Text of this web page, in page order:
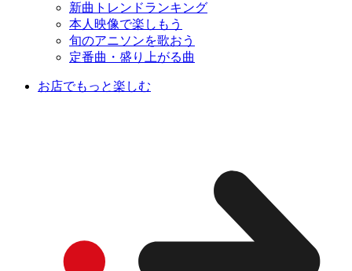
新曲トレンドランキング
本人映像で楽しもう
旬のアニソンを歌おう
定番曲・盛り上がる曲
お店でもっと楽しむ